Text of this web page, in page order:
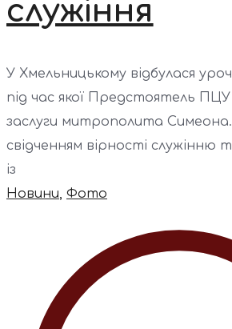
служіння
У Хмельницькому відбулася
під час якої Предстоятель ПЦУ
заслуги митрополита
свідченням вірності служінню
із
Новини, Фото